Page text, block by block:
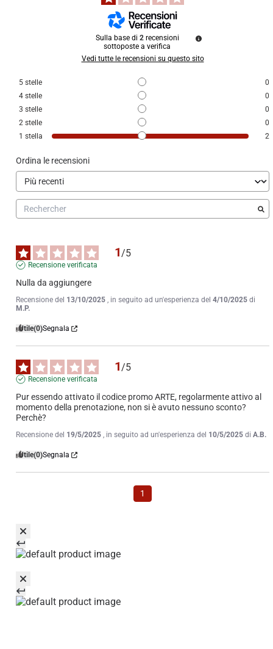
Sulla base di 2 recensioni
sottoposte a verifica
Vedi tutte le recensioni su questo sito
5 stelle
0
4 stelle
0
3 stelle
0
2 stelle
0
1 stella 2
Ordina le recensioni
1/5
Recensione verificata
Nulla da aggiungere
Recensione del 13/10/2025 , in seguito ad un'esperienza del 4/10/2025 di
M.P.
Utile(0)Segnala
1/5
Recensione verificata
Pur essendo attivato il codice promo ARTE, regolarmente attivo al
momento della prenotazione, non si è avuto nessuno sconto?
Perchè?
Recensione del 19/5/2025 , in seguito ad un'esperienza del 10/5/2025 di A.B.
Utile(0)Segnala
1